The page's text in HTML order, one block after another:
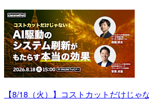
【8/18（火）】コストカットだけじゃ